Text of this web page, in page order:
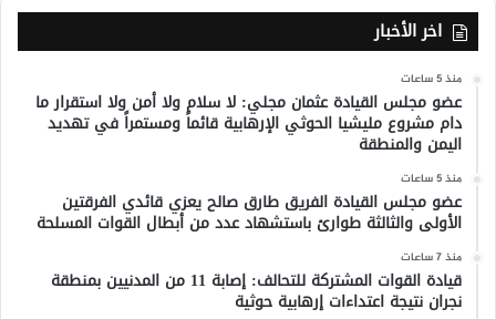
اخر الأخبار
منذ 5 ساعات
عضو مجلس القيادة عثمان مجلي: لا سلام ولا أمن ولا استقرار ما
دام مشروع مليشيا الحوثي الإرهابية قائماً ومستمراً في تهديد
اليمن والمنطقة
منذ 5 ساعات
عضو مجلس القيادة الفريق طارق صالح يعزي قائدي الفرقتين
الأولى والثالثة طوارئ باستشهاد عدد من أبطال القوات المسلحة
منذ 7 ساعات
قيادة القوات المشتركة للتحالف: إصابة 11 من المدنيين بمنطقة
نجران نتيجة اعتداءات إرهابية حوثية